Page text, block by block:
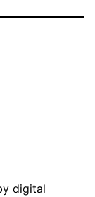
digital